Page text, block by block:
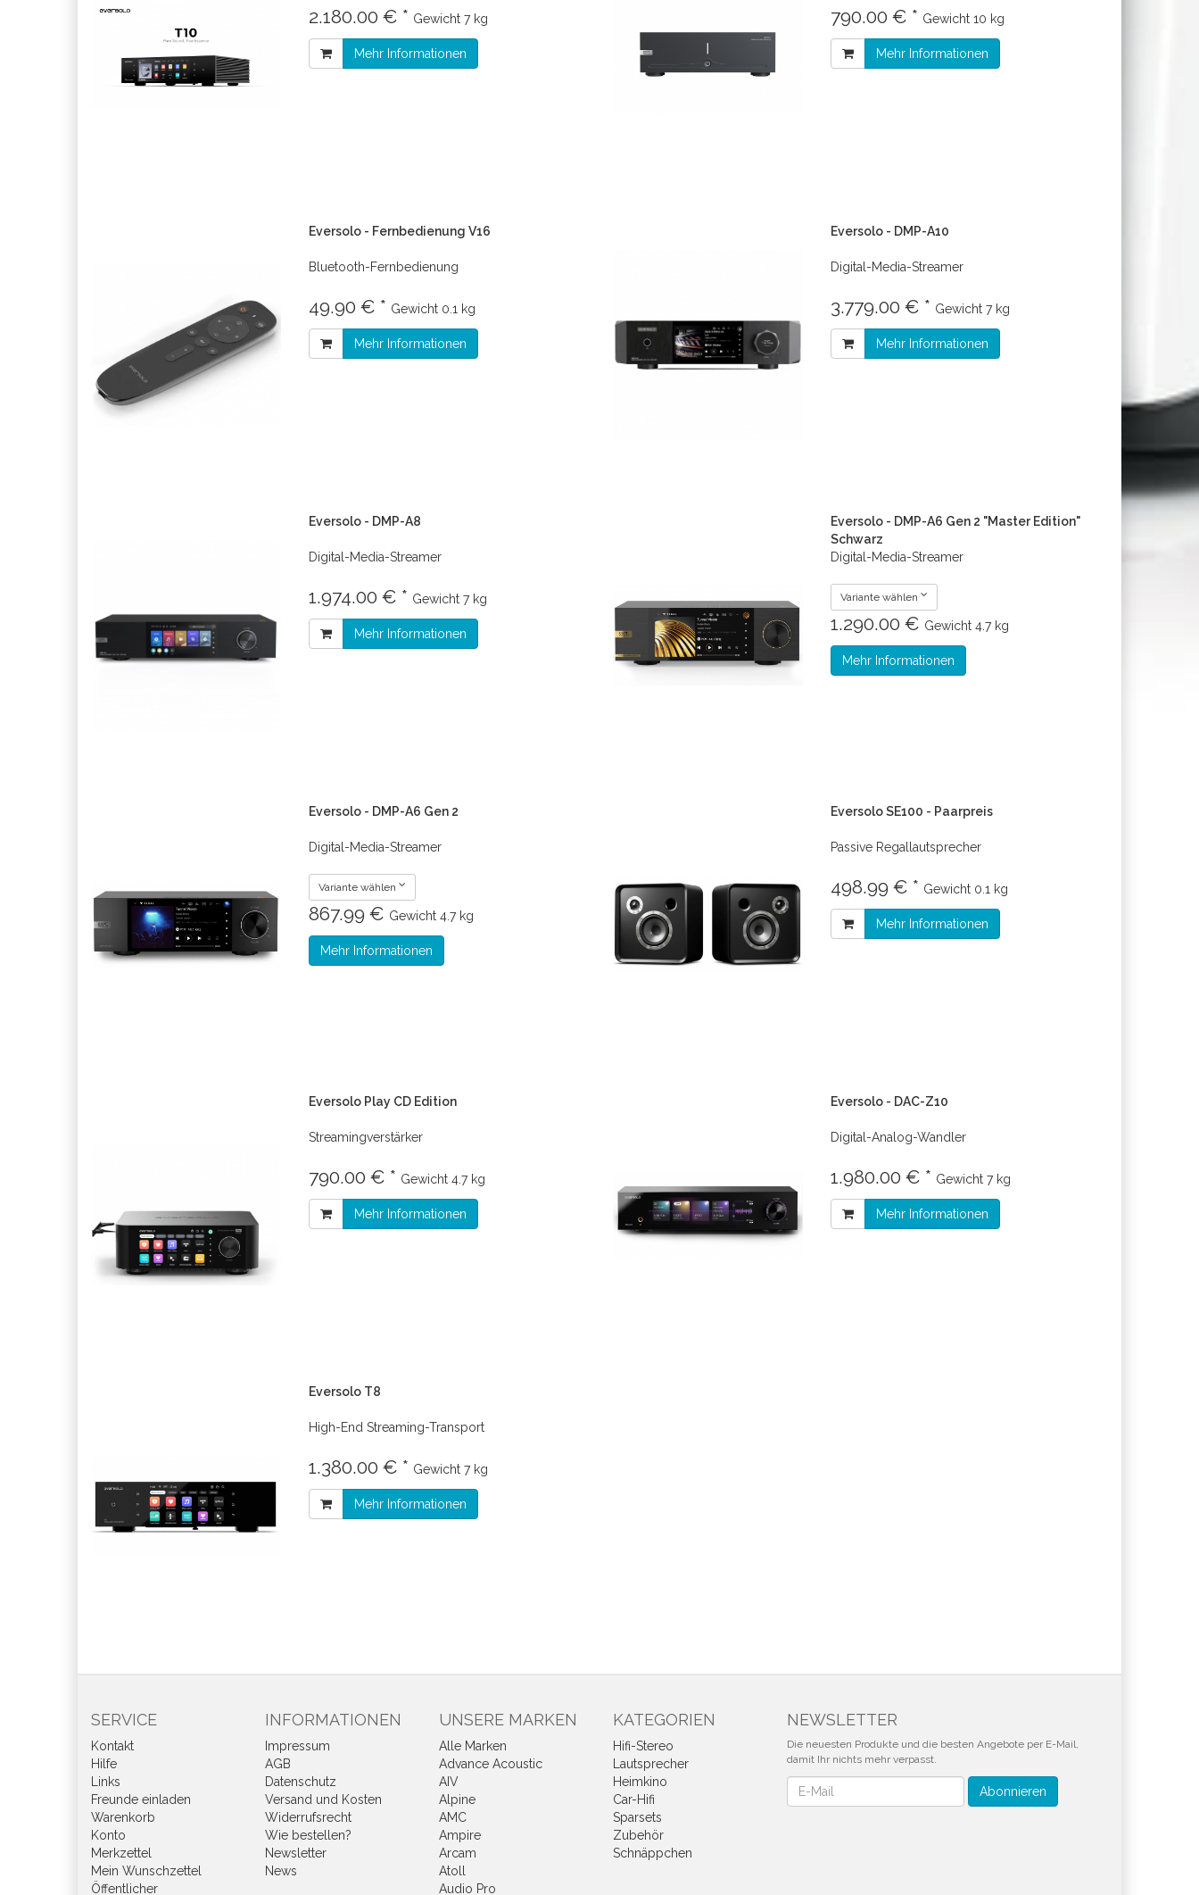
2.180.00 € * Gewicht 7 kg
Mehr Informationen
790.00 € * Gewicht 10 kg
Mehr Informationen
Eversolo - Fernbedienung V16
Bluetooth-Fernbedienung
49.90 € * Gewicht 0.1 kg
Mehr Informationen
Eversolo - DMP-A10
Digital-Media-Streamer
3.779.00 € * Gewicht 7 kg
Mehr Informationen
Eversolo - DMP-A8
Digital-Media-Streamer
1.974.00 € * Gewicht 7 kg
Mehr Informationen
Eversolo - DMP-A6 Gen 2 "Master Edition"
Schwarz
Digital-Media-Streamer
Variante wählen
1.290.00 € Gewicht 4.7 kg
Mehr Informationen
Eversolo - DMP-A6 Gen 2
Digital-Media-Streamer
Variante wählen
867.99 € Gewicht 4.7 kg
Mehr Informationen
Eversolo SE100 - Paarpreis
Passive Regallautsprecher
498.99 € * Gewicht 0.1 kg
Mehr Informationen
Eversolo Play CD Edition
Streamingverstärker
790.00 € * Gewicht 4.7 kg
Mehr Informationen
Eversolo - DAC-Z10
Digital-Analog-Wandler
1.980.00 € * Gewicht 7 kg
Mehr Informationen
Eversolo T8
High-End Streaming-Transport
1.380.00 € * Gewicht 7 kg
Mehr Informationen
SERVICE
Kontakt
Hilfe
Links
Freunde einladen
Warenkorb
Konto
Merkzettel
Mein Wunschzettel
Öffentlicher
INFORMATIONEN
Impressum
AGB
Datenschutz
Versand und Kosten
Widerrufsrecht
Wie bestellen?
Newsletter
News
UNSERE MARKEN
Alle Marken
Advance Acoustic
AIV
Alpine
AMC
Ampire
Arcam
Atoll
Audio Pro
KATEGORIEN
Hifi-Stereo
Lautsprecher
Heimkino
Car-Hifi
Sparsets
Zubehör
Schnäppchen
NEWSLETTER
Die neuesten Produkte und die besten Angebote per E-Mail,
damit Ihr nichts mehr verpasst.
Newsletter Abonnieren